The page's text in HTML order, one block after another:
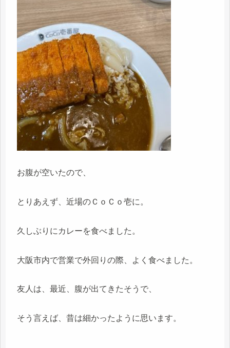
お腹が空いたので、
とりあえず、近場のＣｏＣｏ壱に。
久しぶりにカレーを食べました。
大阪市内で営業で外回りの際、よく食べました。
友人は、最近、腹が出てきたそうで、
そう言えば、昔は細かったように思います。